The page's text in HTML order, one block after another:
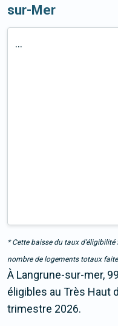
sur-Mer
...
* Cette baisse du taux
nombre de logements totaux faite
À Langrune-sur-mer,
éligibles au Très Haut
trimestre 2026.